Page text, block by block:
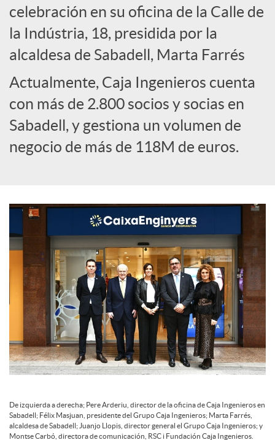
d
o
r
d
c
o
n
t
e
n
celebración en su oficina de la Calle de
la Indústria, 18, presidida por la
alcaldesa de Sabadell, Marta Farrés
Actualmente, Caja Ingenieros cuenta
con más de 2.800 socios y socias en
Sabadell, y gestiona un volumen de
negocio de más de 118M de euros.
De izquierda a derecha; Pere Arderiu, director de la oficina de Caja Ingenieros en
Sabadell; Félix Masjuan, presidente del Grupo Caja Ingenieros; Marta Farrés,
alcaldesa de Sabadell; Juanjo Llopis, director general el Grupo Caja Ingenieros; y
Montse Carbó, directora de comunicación, RSC i Fundación Caja Ingenieros.